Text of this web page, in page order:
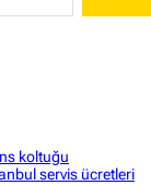
koltuğu
servis ücretleri